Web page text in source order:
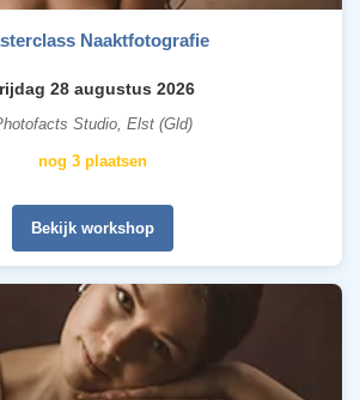
Naaktfotografie
28 augustus 2026
Studio, Elst (Gld)
nog 3 plaatsen
Bekijk workshop